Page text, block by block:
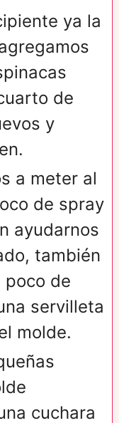
ya la
de
y
a meter al
de spray
ayudarnos
también
poco de
servilleta
molde.
cuchara